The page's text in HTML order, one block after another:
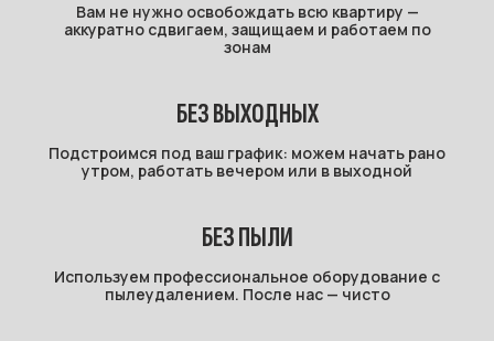
Вам не нужно освобождать всю квартиру —
аккуратно сдвигаем, защищаем и работаем по
зонам
БЕЗ ВЫХОДНЫХ
Подстроимся под ваш график: можем начать рано
утром, работать вечером или в выходной
БЕЗ ПЫЛИ
Используем профессиональное оборудование с
пылеудалением. После нас — чисто